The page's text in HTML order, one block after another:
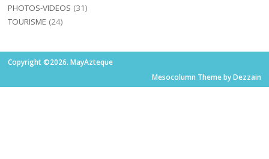
PHOTOS-VIDEOS (31)
TOURISME (24)
Copyright ©2026. MayAzteque
Mesocolumn Theme by Dezzain